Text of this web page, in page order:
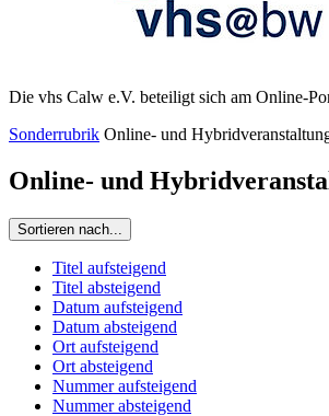
Die vhs Calw e.V. beteiligt sich am Online-
Sonderrubrik Online- und
Online- und
Sortieren nach...
Titel aufsteigend
Titel absteigend
Datum aufsteigend
Datum absteigend
Ort aufsteigend
Ort absteigend
Nummer aufsteigend
Nummer absteigend